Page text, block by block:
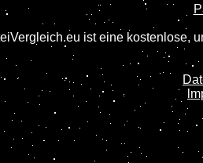
ist eine kostenlose,